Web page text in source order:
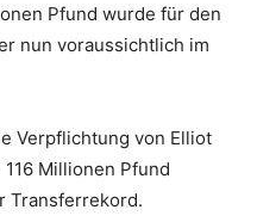
Pfund wurde für den
nun voraussichtlich im
Verpflichtung von Elliot
Millionen Pfund
Transferrekord.